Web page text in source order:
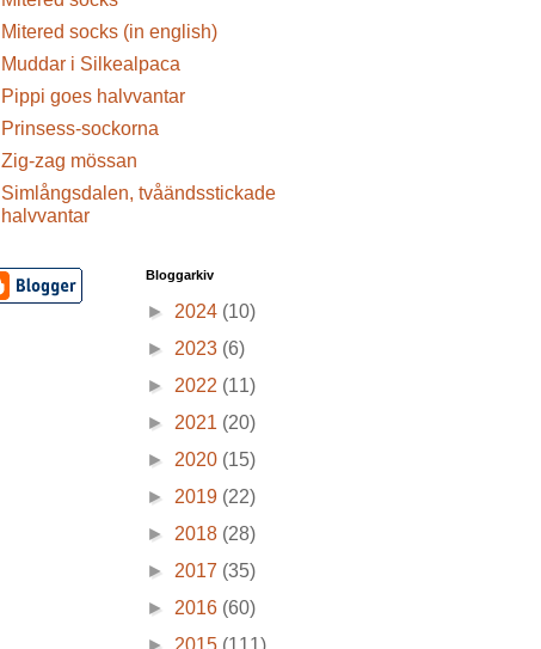
Mitered socks (in english)
Muddar i Silkealpaca
Pippi goes halvvantar
Prinsess-sockorna
Zig-zag mössan
Simlångsdalen, tvåändsstickade
halvvantar
Bloggarkiv
► 2024 (10)
► 2023 (6)
► 2022 (11)
► 2021 (20)
► 2020 (15)
► 2019 (22)
► 2018 (28)
► 2017 (35)
► 2016 (60)
► 2015 (111)